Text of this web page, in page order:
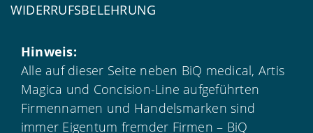
WIDERRUFSBELEHRUNG
Hinweis:
Alle auf dieser Seite neben BiQ medical, Artis
Magica und Concision-Line aufgeführten
Firmennamen und Handelsmarken sind
immer Eigentum fremder Firmen – BiQ